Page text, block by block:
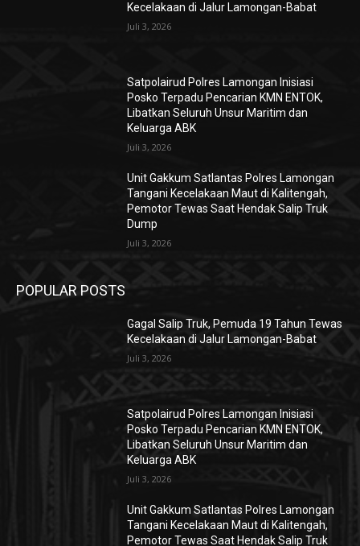
Kecelakaan di Jalur Lamongan-Babat
Juli 3, 2026
Satpolairud Polres Lamongan Inisiasi
Posko Terpadu Pencarian KMN ENTOK,
Libatkan Seluruh Unsur Maritim dan
Keluarga ABK
Juli 3, 2026
Unit Gakkum Satlantas Polres Lamongan
Tangani Kecelakaan Maut di Kalitengah,
Pemotor Tewas Saat Hendak Salip Truk
Dump
Juli 3, 2026
POPULAR POSTS
Gagal Salip Truk, Pemuda 19 Tahun Tewas
Kecelakaan di Jalur Lamongan-Babat
Juli 3, 2026
Satpolairud Polres Lamongan Inisiasi
Posko Terpadu Pencarian KMN ENTOK,
Libatkan Seluruh Unsur Maritim dan
Keluarga ABK
Juli 3, 2026
Unit Gakkum Satlantas Polres Lamongan
Tangani Kecelakaan Maut di Kalitengah,
Pemotor Tewas Saat Hendak Salip Truk